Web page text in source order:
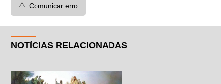
⚠️ Comunicar erro
NOTÍCIAS RELACIONADAS